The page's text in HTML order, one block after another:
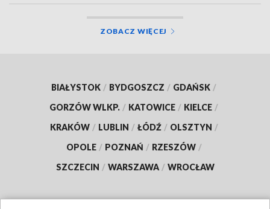
ZOBACZ WIĘCEJ
BIAŁYSTOK / BYDGOSZCZ / GDAŃSK /
GORZÓW WLKP. / KATOWICE / KIELCE /
KRAKÓW / LUBLIN / ŁÓDŹ / OLSZTYN /
OPOLE / POZNAŃ / RZESZÓW /
SZCZECIN / WARSZAWA / WROCŁAW